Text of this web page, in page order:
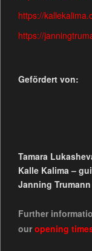
https://
https://
Gefördert von:
Tamara
Kalle Kalima –
Janning
Further
our opening